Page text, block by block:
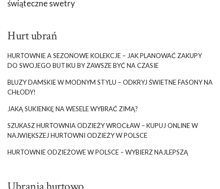
świąteczne swetry
Hurt ubrań
HURTOWNIE A SEZONOWE KOLEKCJE – JAK PLANOWAĆ ZAKUPY
DO SWOJEGO BUTIKU BY ZAWSZE BYĆ NA CZASIE
BLUZY DAMSKIE W MODNYM STYLU – ODKRYJ ŚWIETNE FASONY NA
CHŁODY!
JAKĄ SUKIENKĘ NA WESELE WYBRAĆ ZIMĄ?
SZUKASZ HURTOWNIA ODZIEŻY WROCŁAW – KUPUJ ONLINE W
NAJWIĘKSZEJ HURTOWNI ODZIEŻY W POLSCE
HURTOWNIE ODZIEŻOWE W POLSCE – WYBIERZ NAJLEPSZĄ